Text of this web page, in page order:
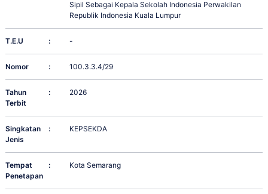
Sipil Sebagai Kepala Sekolah Indonesia Perwakilan
Republik Indonesia Kuala Lumpur
T.E.U : -
Nomor : 100.3.3.4/29
Tahun
Terbit
: 2026
Singkatan
Jenis
: KEPSEKDA
Tempat
Penetapan
: Kota Semarang